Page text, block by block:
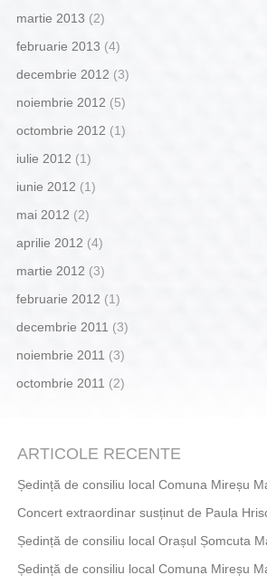
martie 2013 (2)
februarie 2013 (4)
decembrie 2012 (3)
noiembrie 2012 (5)
octombrie 2012 (1)
iulie 2012 (1)
iunie 2012 (1)
mai 2012 (2)
aprilie 2012 (4)
martie 2012 (3)
februarie 2012 (1)
decembrie 2011 (3)
noiembrie 2011 (3)
octombrie 2011 (2)
ARTICOLE RECENTE
Ședință de consiliu local Comuna Mireșu
Concert extraordinar susținut de Paula
Ședință de consiliu local Orașul Șomcuta
Ședință de consiliu local Comuna Mireșu